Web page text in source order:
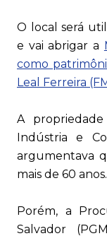
O local será
e vai abrigar a
como
Leal Ferreira
A
Indústria e
argumentava
mais de 60 anos.
Porém, a
Salvador